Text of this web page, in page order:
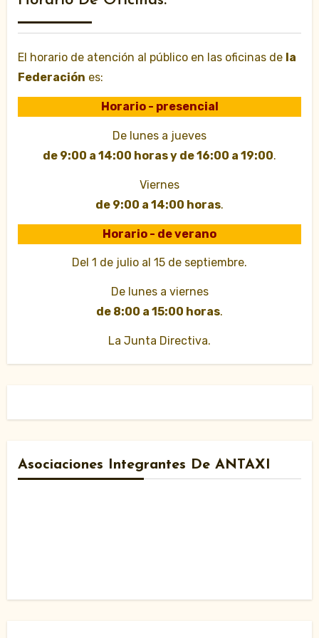
El horario de atención al público en las oficinas de la
Federación es:
Horario - presencial
De lunes a jueves
de 9:00 a 14:00 horas y de 16:00 a 19:00.
Viernes
de 9:00 a 14:00 horas.
Horario - de verano
Del 1 de julio al 15 de septiembre.
De lunes a viernes
de 8:00 a 15:00 horas.
La Junta Directiva.
Asociaciones Integrantes De ANTAXI